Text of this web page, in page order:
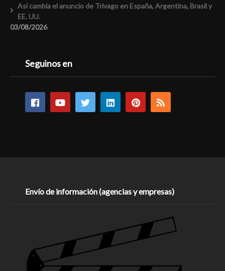
Así cambia el anuncio de Trivago en España, Argentina, Brasil y
EE. UU.
03/08/2026
Seguinos en
Envío de información (agencias y empresas)